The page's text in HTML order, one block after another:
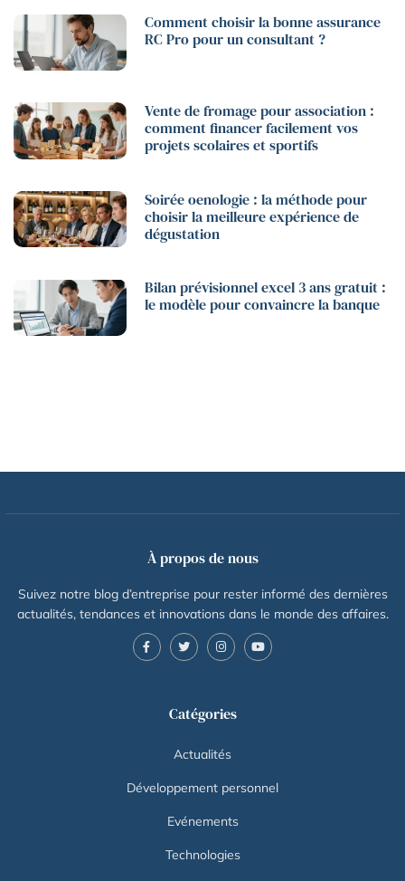
Comment choisir la bonne assurance
RC Pro pour un consultant ?
Vente de fromage pour association :
comment financer facilement vos
projets scolaires et sportifs
Soirée oenologie : la méthode pour
choisir la meilleure expérience de
dégustation
Bilan prévisionnel excel 3 ans gratuit :
le modèle pour convaincre la banque
À propos de nous
Suivez notre blog d’entreprise pour rester informé des dernières
actualités, tendances et innovations dans le monde des affaires.
Catégories
Actualités
Développement personnel
Evénements
Technologies